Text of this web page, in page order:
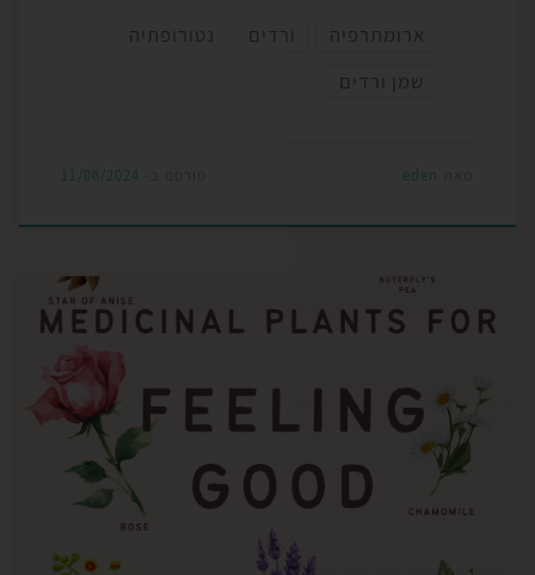
ארומתרפיה ורדים
נטורופתיה
שמן ורדים
eden
11/06/2024